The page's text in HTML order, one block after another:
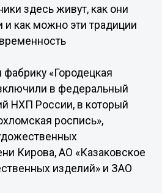
здесь живут, как они
как можно эти традиции
«Городецкая
в федеральный
НХП России, в который
роспись»,
Кирова, АО «Казаковское
изделий» и ЗАО